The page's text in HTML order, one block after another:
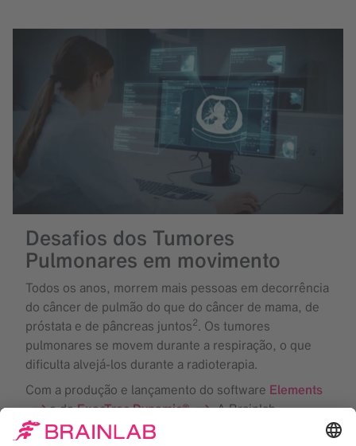
Desafios dos Tumores
Pulmonares em movimento
Todos os anos, morrem mais pessoas em decorrência
do câncer de pulmão do que do câncer de mama, de
próstata e de pâncreas juntos2. Os tumores
pulmonares se movem durante a respiração, o que
dificulta alvejá-los durante a radioterapia.
Com a produção e lançamento do software Elements
e doExacTrac Dynamic®
, A Brainlab
acumulou ampla experiência no planejamento de